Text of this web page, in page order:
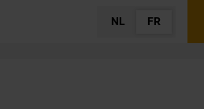
NL FR